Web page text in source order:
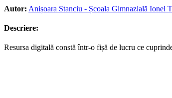
Autor: Anișoara Stanciu - Școala Gimnazială Ionel
Descriere:
Resursa digitală constă într-o fișă de lucru ce